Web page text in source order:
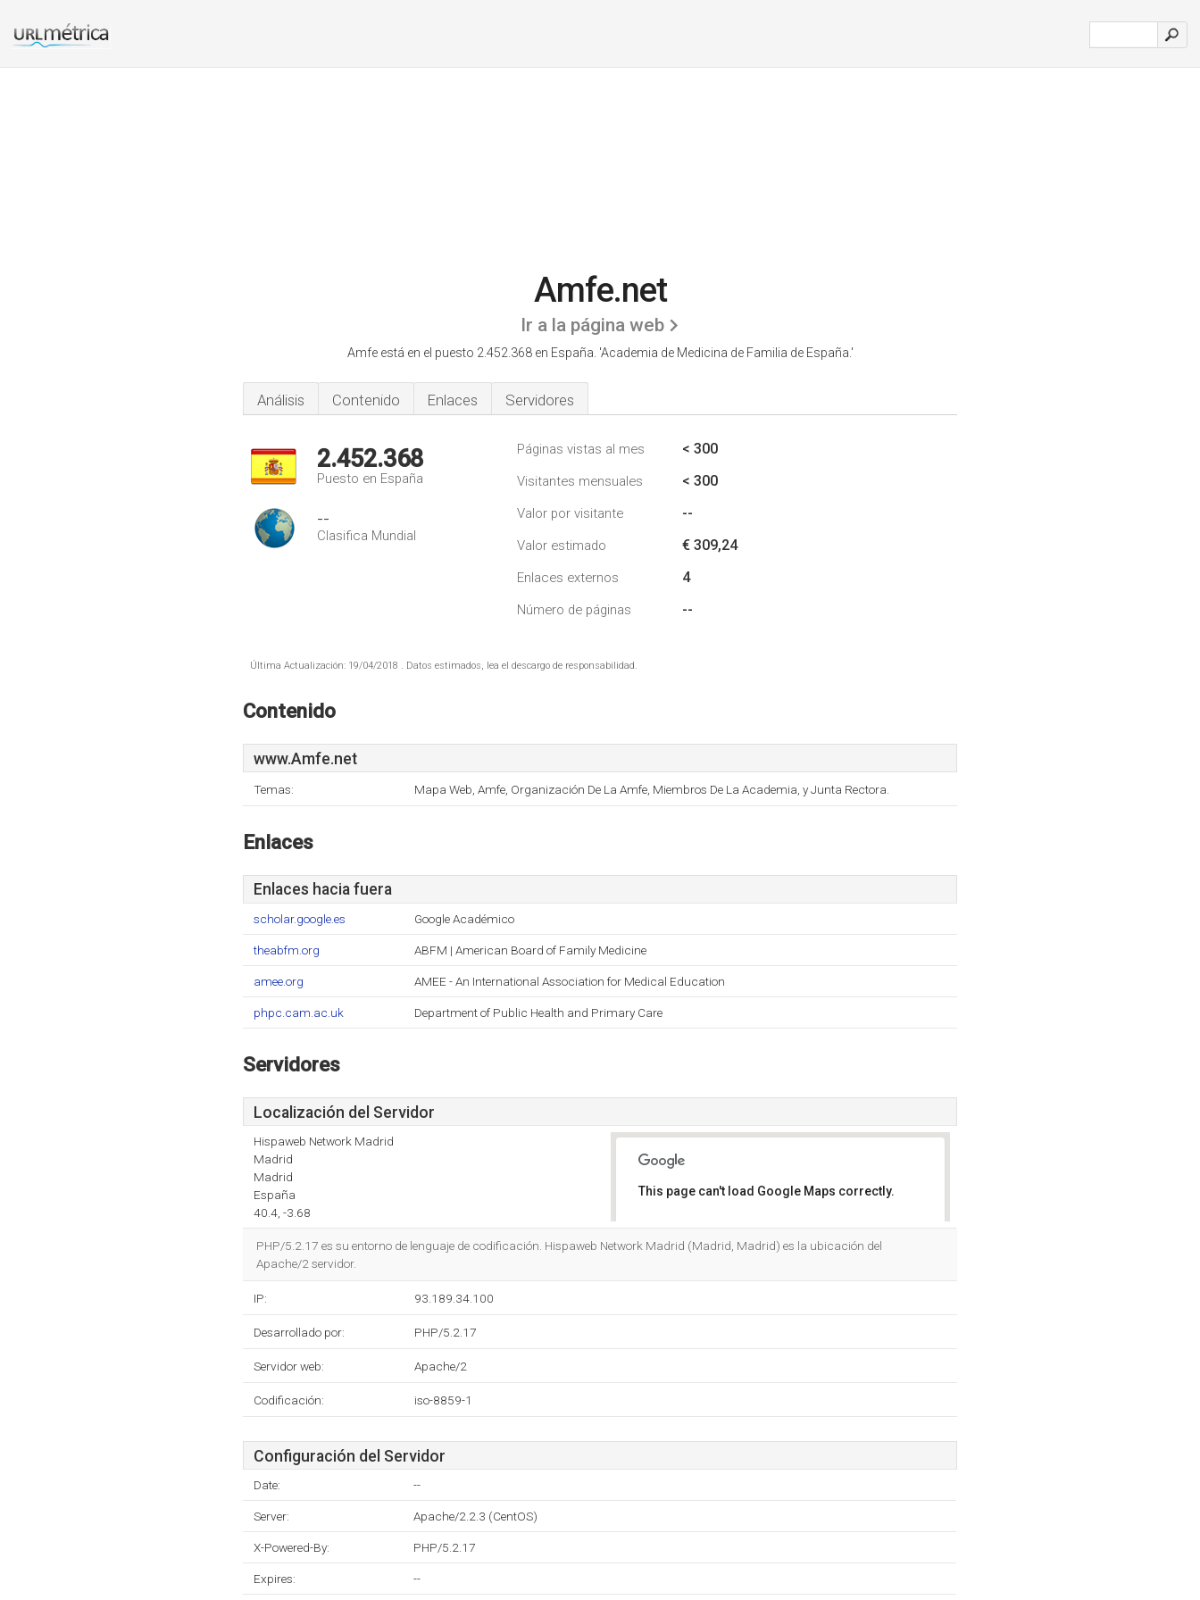
Amfe.net
Ir a la página web
Amfe está en el puesto 2.452.368 en España. 'Academia de Medicina de Familia de España.'
Análisis Contenido Enlaces Servidores
2.452.368
Puesto en España
--
Clasifica Mundial
Páginas vistas al mes < 300
Visitantes mensuales < 300
Valor por visitante --
Valor estimado € 309,24
Enlaces externos 4
Número de páginas --
Última Actualización: 19/04/2018 . Datos estimados, lea el descargo de responsabilidad.
Contenido
www.Amfe.net
Temas: Mapa Web, Amfe, Organización De La Amfe, Miembros De La Academia, y Junta Rectora.
Enlaces
Enlaces hacia fuera
scholar.google.es Google Académico
theabfm.org ABFM | American Board of Family Medicine
amee.org AMEE - An International Association for Medical Education
phpc.cam.ac.uk Department of Public Health and Primary Care
Servidores
Localización del Servidor
Hispaweb Network Madrid
Madrid
Madrid
España
40.4, -3.68
This page can't load Google Maps correctly.
PHP/5.2.17 es su entorno de lenguaje de codificación. Hispaweb Network Madrid (Madrid, Madrid) es la ubicación del
Apache/2 servidor.
IP: 93.189.34.100
Desarrollado por: PHP/5.2.17
Servidor web: Apache/2
Codificación: iso-8859-1
Configuración del Servidor
Date: --
Server: Apache/2.2.3 (CentOS)
X-Powered-By: PHP/5.2.17
Expires: --